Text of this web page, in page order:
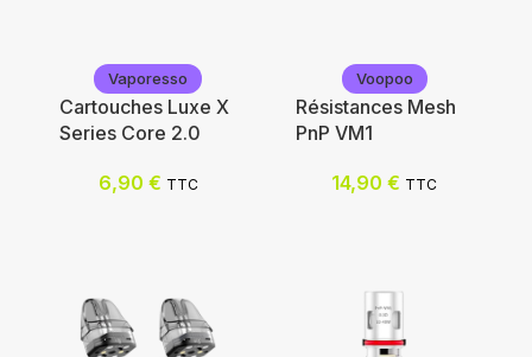
Vaporesso
Cartouches Luxe X
Series Core 2.0
6,90 € TTC
Voopoo
Résistances Mesh
PnP VM1
14,90 € TTC